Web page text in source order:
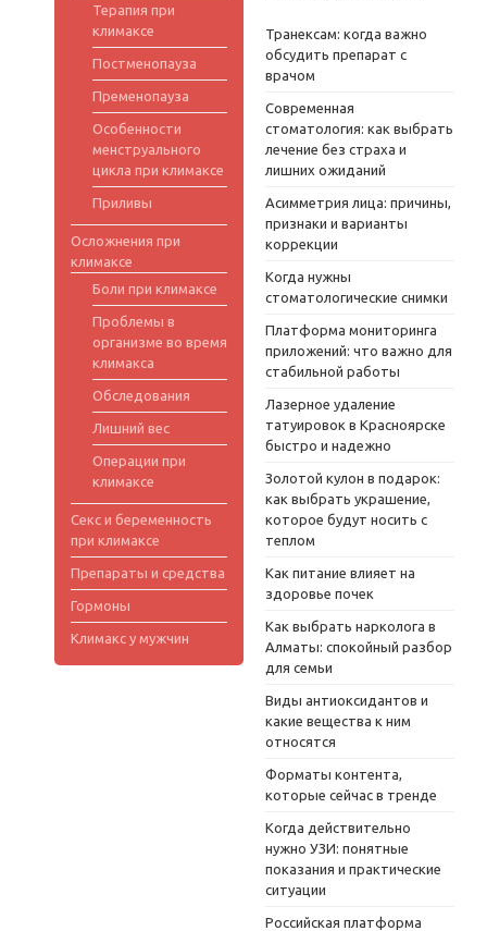
Терапия при
климаксе
Постменопауза
Пременопауза
Особенности
менструального
цикла при климаксе
Приливы
Осложнения при
климаксе
Боли при климаксе
Проблемы в
организме во время
климакса
Обследования
Лишний вес
Операции при
климаксе
Секс и беременность
при климаксе
Препараты и средства
Гормоны
Климакс у мужчин
Транексам: когда важно
обсудить препарат с
врачом
Современная
стоматология: как выбрать
лечение без страха и
лишних ожиданий
Асимметрия лица: причины,
признаки и варианты
коррекции
Когда нужны
стоматологические снимки
Платформа мониторинга
приложений: что важно для
стабильной работы
Лазерное удаление
татуировок в Красноярске
быстро и надежно
Золотой кулон в подарок:
как выбрать украшение,
которое будут носить с
теплом
Как питание влияет на
здоровье почек
Как выбрать нарколога в
Алматы: спокойный разбор
для семьи
Виды антиоксидантов и
какие вещества к ним
относятся
Форматы контента,
которые сейчас в тренде
Когда действительно
нужно УЗИ: понятные
показания и практические
ситуации
Российская платформа